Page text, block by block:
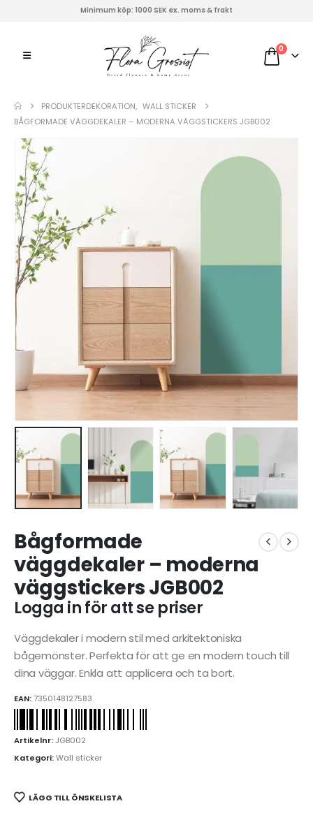
Minimum köp: 1000 SEK ex. moms & frakt
0
PRODUKTERDEKORATION, WALL STICKER
BÅGFORMADE VÄGGDEKALER – MODERNA VÄGGSTICKERS JGB002
Bågformade
väggdekaler – moderna
väggstickers JGB002
Logga in för att se priser
Väggdekaler i modern stil med arkitektoniska
bågemönster. Perfekta för att ge en modern touch till
dina väggar. Enkla att applicera och ta bort.
EAN:7350148127583
Artikelnr:JGB002
Kategori:Wall sticker
LÄGG TILL ÖNSKELISTA